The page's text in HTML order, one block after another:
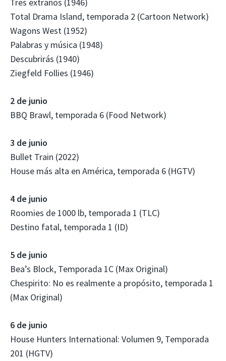
Tres extraños (1946)
Total Drama Island, temporada 2 (Cartoon Network)
Wagons West (1952)
Palabras y música (1948)
Descubrirás (1940)
Ziegfeld Follies (1946)
2 de junio
BBQ Brawl, temporada 6 (Food Network)
3 de junio
Bullet Train (2022)
House más alta en América, temporada 6 (HGTV)
4 de junio
Roomies de 1000 lb, temporada 1 (TLC)
Destino fatal, temporada 1 (ID)
5 de junio
Bea’s Block, Temporada 1C (Max Original)
Chespirito: No es realmente a propósito, temporada 1
(Max Original)
6 de junio
House Hunters International: Volumen 9, Temporada
201 (HGTV)